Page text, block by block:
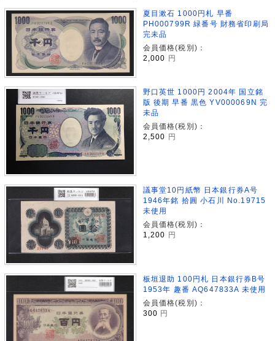
夏目漱石 1000円札 早番
PH000799R 緑番号 財務省印刷局
完未品
会員価格(税別)：
2,000
円
野口英世 1000円 2004年 国立銘
版 後期 早番 黒色 YV000069N 完
未品
会員価格(税別)：
2,500
円
議事堂10円紙幣 日本銀行券A号
1946年銘 拾圓 小石川 No.19715
未使用
会員価格(税別)：
1,200 円
板垣退助 100円札 日本銀行券B号
1953年 趣番 AQ647833A 未使用
会員価格(税別)：
300 円